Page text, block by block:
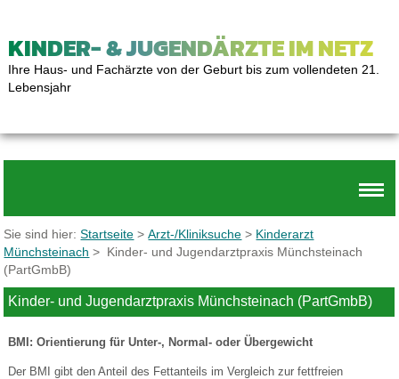
KINDER- & JUGENDÄRZTE IM NETZ
Ihre Haus- und Fachärzte von der Geburt bis zum vollendeten 21.
Lebensjahr
Sie sind hier:Startseite >Arzt-/Kliniksuche > Kinderarzt
Münchsteinach > Kinder- und Jugendarztpraxis Münchsteinach
(PartGmbB)
Kinder- und Jugendarztpraxis Münchsteinach (PartGmbB)
BMI: Orientierung für Unter-, Normal- oder Übergewicht
Der BMI gibt den Anteil des Fettanteils im Vergleich zur fettfreien